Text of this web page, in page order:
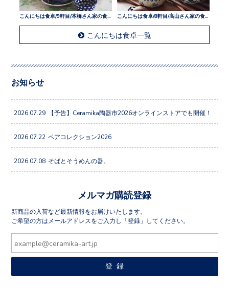
こんにちは食卓/9軒目/本橋さん家の食卓
こんにちは食卓一覧
お知らせ
2026.07.29 【予告】Ceramika陶器市2026オンラインストアでも開催！
2026.07.22 ペアコレクション2026
2026.07.08 そばとそうめんの器。
メルマガ購読登録
新商品の入荷など最新情報をお届けいたします。
ご希望の方はメールアドレスをご入力し「登録」してください。